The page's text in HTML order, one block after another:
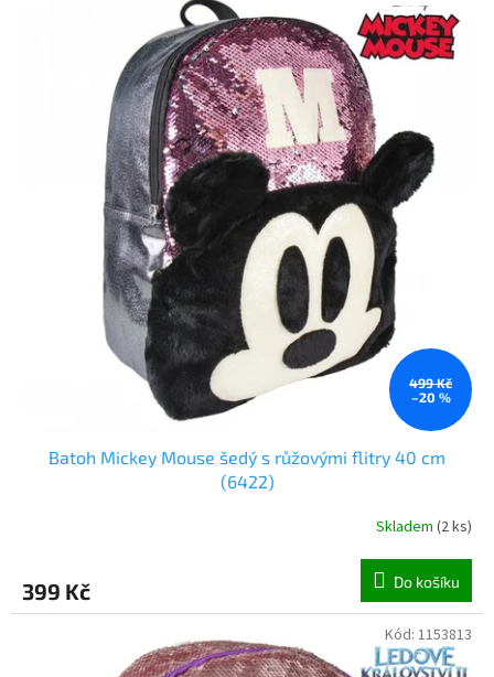
499 Kč
–20 %
Batoh Mickey Mouse šedý s růžovými flitry 40 cm
(6422)
Skladem (2 ks)
399 Kč Do košíku
Kód: 1153813